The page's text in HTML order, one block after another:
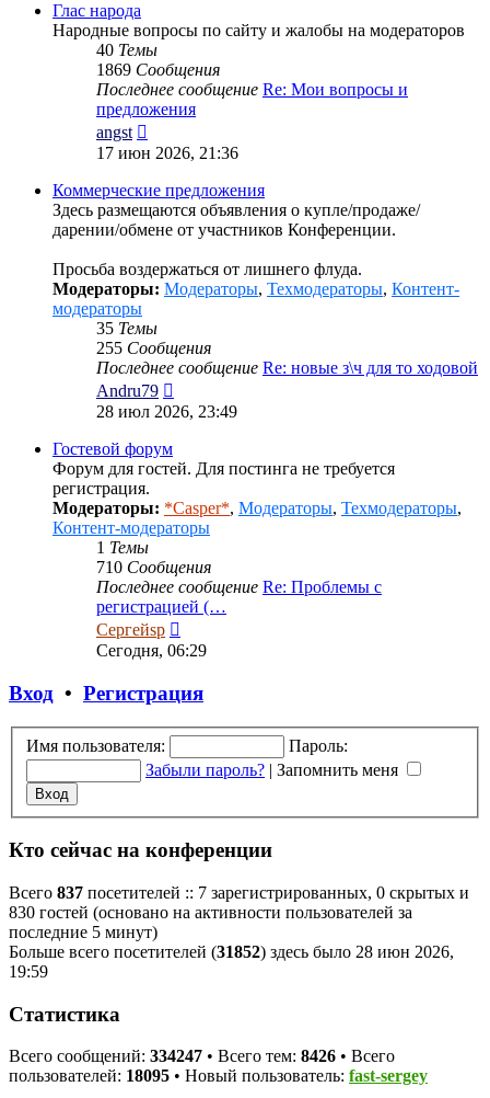
Глас народа
Народные вопросы по сайту и жалобы на модераторов
40 Темы
1869 Сообщения
Последнее сообщение Re: Мои вопросы и
предложения
angst
к
сообщению
17 июн 2026, 21:36
Коммерческие предложения
Здесь размещаются объявления о купле/продаже/
дарении/обмене от участников Конференции.
Просьба воздержаться от лишнего флуда.
Модераторы: Модераторы, Техмодераторы, Контент-
модераторы
35 Темы
255 Сообщения
Последнее сообщение Re: новые з\ч для то ходовой
Andru79
к
28 июл 2026, 23:49
Гостевой форум
Форум для гостей. Для постинга не требуется
регистрация.
Модераторы: *Casper*, Модераторы, Техмодераторы,
Контент-модераторы
1 Темы
710 Сообщения
Последнее сообщение Re: Проблемы с
регистрацией (…
Сергейsp
к
Сегодня, 06:29
Вход • Регистрация
Имя пользователя:
Пароль:
Забыли пароль? | Запомнить меня
Кто сейчас на конференции
Всего 837 посетителей :: 7 зарегистрированных, 0 скрытых и
830 гостей (основано на активности пользователей за
последние 5 минут)
Больше всего посетителей (31852) здесь было 28 июн 2026,
19:59
Статистика
Всего сообщений: 334247 • Всего тем: 8426 • Всего
пользователей: 18095 • Новый пользователь: fast-sergey